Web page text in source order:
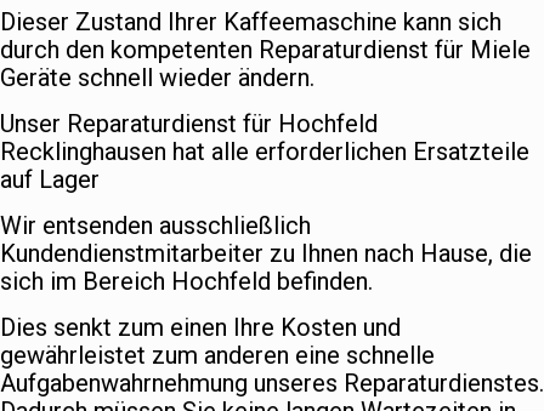
Dieser Zustand Ihrer Kaffeemaschine kann sich
durch den kompetenten Reparaturdienst für Miele
Geräte schnell wieder ändern.
Unser Reparaturdienst für Hochfeld
Recklinghausen hat alle erforderlichen Ersatzteile
auf Lager
Wir entsenden ausschließlich
Kundendienstmitarbeiter zu Ihnen nach Hause, die
sich im Bereich Hochfeld befinden.
Dies senkt zum einen Ihre Kosten und
gewährleistet zum anderen eine schnelle
Aufgabenwahrnehmung unseres Reparaturdienstes.